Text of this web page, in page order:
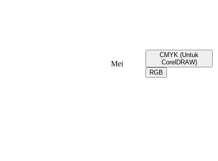
Mei
CMYK (Untuk
CorelDRAW)
RGB